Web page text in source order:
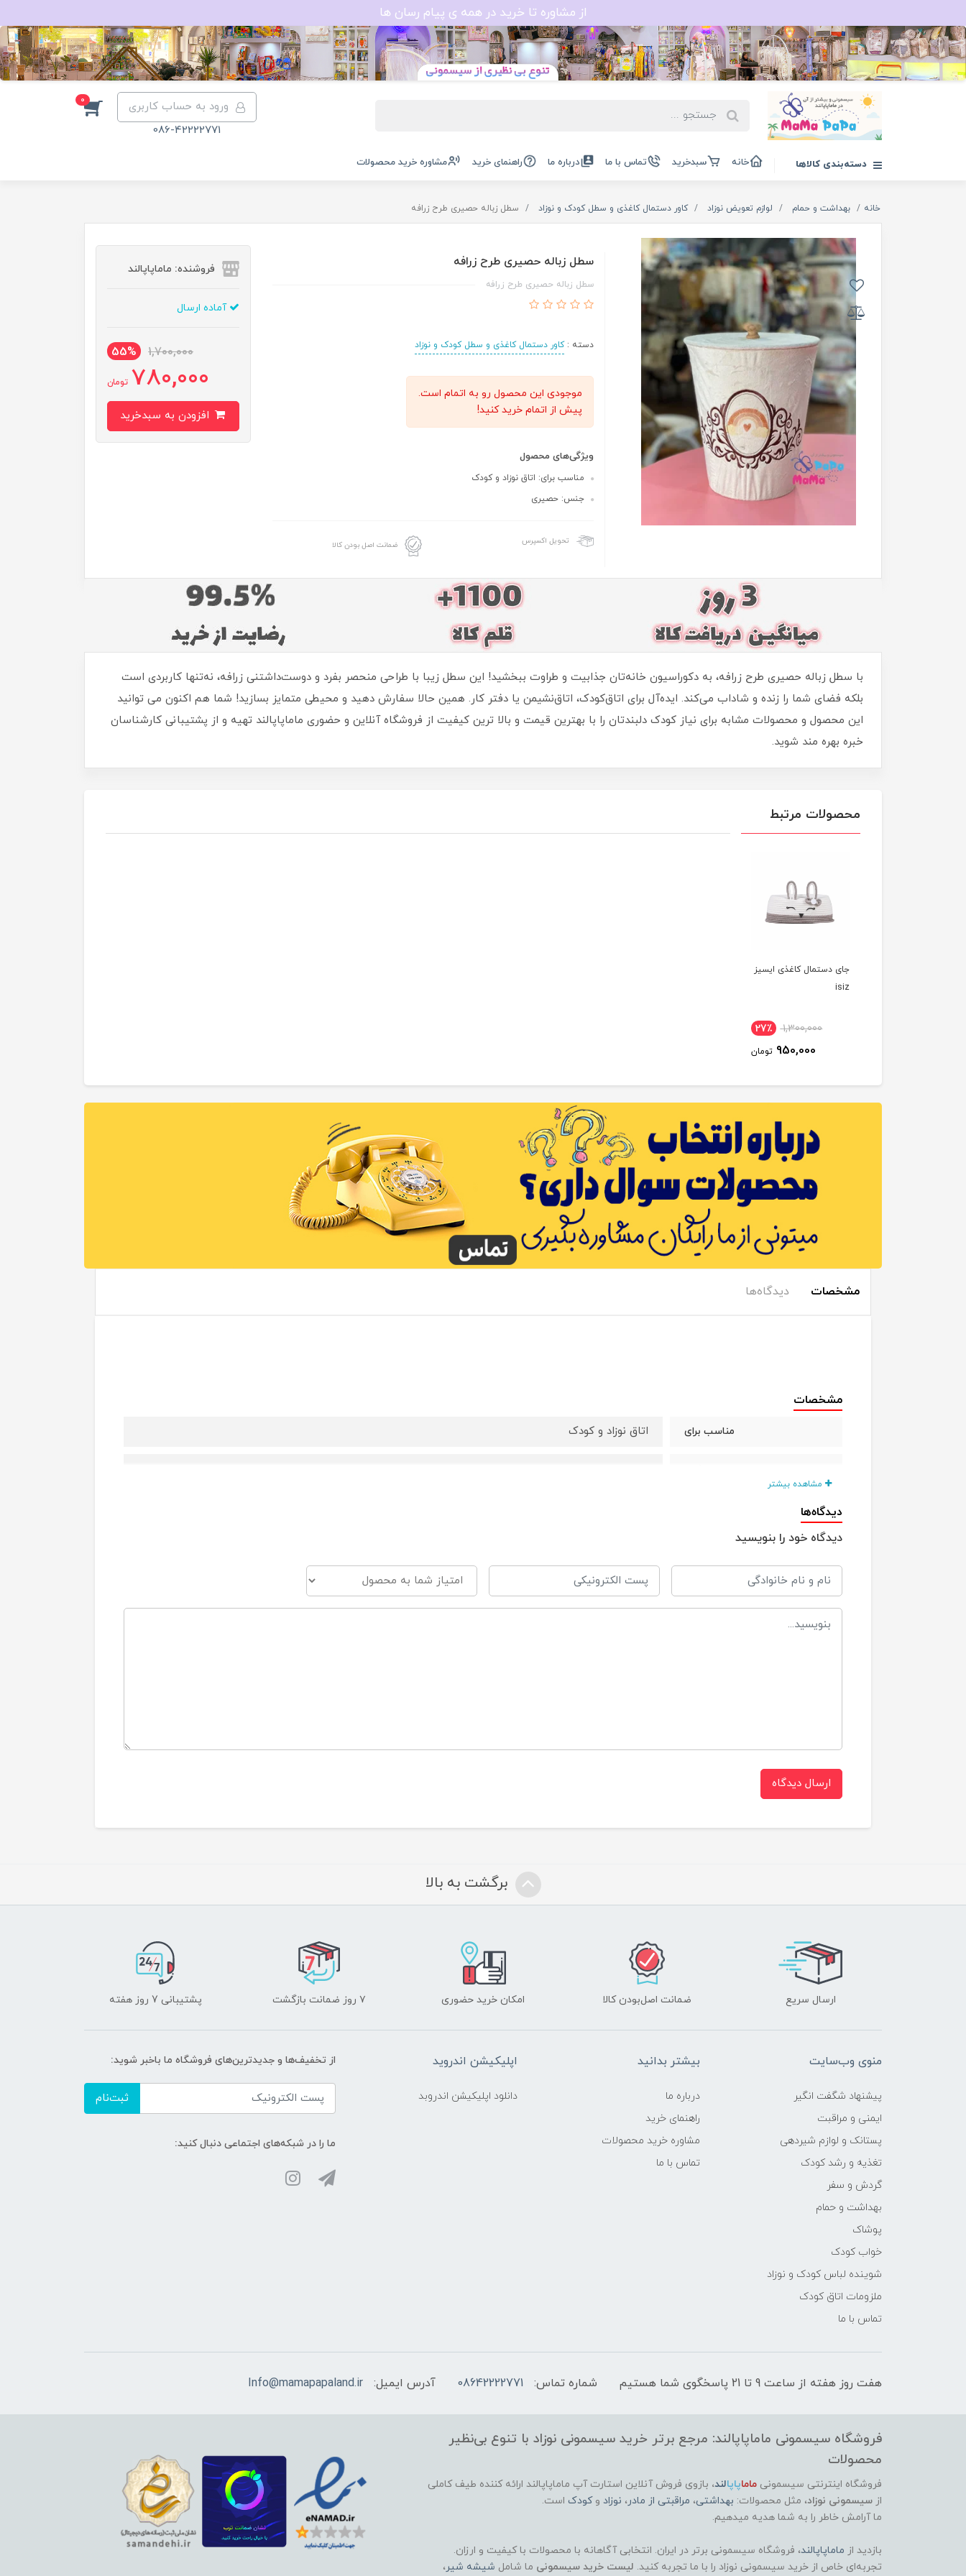
از مشاوره تا خرید در همه ی پیام رسان ها
ورود به حساب کاربری
086-42222771
0
دسته‌بندی کالاها خانه سبدخرید تماس با ما درباره ما راهنمای خرید مشاوره خرید محصولات
خانه بهداشت و حمام لوازم تعویض نوزاد کاور دستمال کاغذی و سطل کودک و نوزاد سطل زباله حصیری طرح زرافه
سطل زباله حصیری طرح زرافه
سطل زباله حصیری طرح زرافه
دسته :کاور دستمال کاغذی و سطل کودک و نوزاد
موجودی این محصول رو به اتمام است.
پیش از اتمام خرید کنید!
ویژگی‌های محصول
مناسب برای: اتاق نوزاد و کودک
جنس: حصیری
تحویل اکسپرس ضمانت اصل بودن کالا
فروشنده: ماماپاپالند
آماده ارسال
1,700,000
55%
780,000 تومان
با سطل زباله حصیری طرح زرافه، به دکوراسیون خانه‌تان جذابیت و طراوت ببخشید! این سطل زیبا با طراحی منحصر بفرد و دوست‌داشتنی زرافه، نه‌تنها کاربردی است
بلکه فضای شما را زنده و شاداب می‌کند. ایده‌آل برای اتاق‌کودک، اتاق‌نشیمن یا دفتر کار. همین حالا سفارش دهید و محیطی متمایز بسازید! شما هم اکنون می توانید
این محصول و محصولات مشابه برای نیاز کودک دلبندتان را با بهترین قیمت و بالا ترین کیفیت از فروشگاه آنلاین و حضوری ماماپاپالند تهیه و از پشتیبانی کارشناسان
خبره بهره مند شوید.
محصولات مرتبط
جای دستمال کاغذی ایسیز
isiz
1,300,000 27٪
950,000 تومان
مشخصات دیدگاه‌ها
مشخصات
مناسب برای اتاق نوزاد و کودک
مشاهده بیشتر
دیدگاه‌ها
دیدگاه خود را بنویسید
ارسال دیدگاه
برگشت به بالا
ارسال سریع ضمانت اصل‌بودن کالا امکان خرید حضوری ۷ روز ضمانت بازگشت پشتیبانی 7 روز هفته
منوی وب‌سایت
پیشنهاد شگفت انگیر
ایمنی و مراقبت
پستانک و لوازم شیردهی
تغذیه و رشد کودک
گردش و سفر
بهداشت و حمام
پوشاک
خواب کودک
شوینده لباس کودک و نوزاد
ملزومات اتاق کودک
تماس با ما
بیشتر بدانید
درباره ما
راهنمای خرید
مشاوره خرید محصولات
تماس با ما
اپلیکیشن اندروید
دانلود اپلیکیشن اندروبد
از تخفیف‌ها و جدیدترین‌های فروشگاه ما باخبر شوید:
ثبت‌نام
ما را در شبکه‌های اجتماعی دنبال کنید:
هفت روز هفته از ساعت 9 تا 21 پاسخگوی شما هستیم شماره تماس: 08642222771 آدرس ایمیل: Info@mamapapaland.ir
فروشگاه سیسمونی ماماپاپالند: مرجع برتر خرید سیسمونی نوزاد با تنوع بی‌نظیر
محصولات
فروشگاه اینترنتی سیسمونی ماماپاپالند، بازوی فروش آنلاین استارت آپ ماماپاپالند ارائه کننده طیف کاملی
از سیسمونی نوزاد، مثل محصولات: بهداشتی، مراقبتی از مادر، نوزاد وکودک است.
ما آرامش خاطر را به شما هدیه میدهیم.
بازدید از ماماپاپالند، فروشگاه سیسمونی برتر در ایران. انتخابی آگاهانه با محصولات با کیفیت و ارزان.
تجربه‌ای خاص از خرید سیسمونی نوزاد را با ما تجربه کنید. لیست خرید سیسمونی ما شامل شیشه شیر،